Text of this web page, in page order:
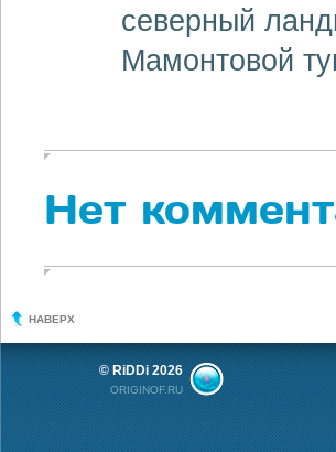
северный
Мамонтовой
Нет
НАВЕРХ
© RiDDi 2026
ORIGINOF.RU